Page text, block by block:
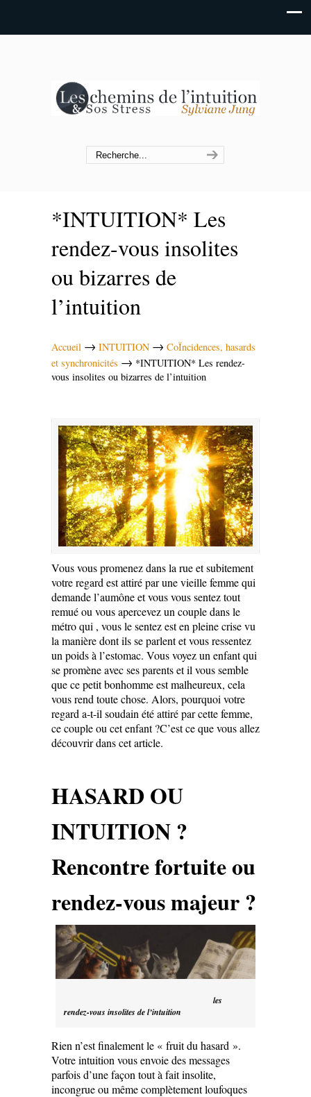
*INTUITION* Les
rendez-vous insolites
ou bizarres de
l’intuition
Accueil → INTUITION → CoÏncidences, hasards
et synchronicités → *INTUITION* Les rendez-
vous insolites ou bizarres de l’intuition
Vous vous promenez dans la rue et subitement
votre regard est attiré par une vieille femme qui
demande l’aumône et vous vous sentez tout
remué ou vous apercevez un couple dans le
métro qui , vous le sentez est en pleine crise vu
la manière dont ils se parlent et vous ressentez
un poids à l’estomac. Vous voyez un enfant qui
se promène avec ses parents et il vous semble
que ce petit bonhomme est malheureux, cela
vous rend toute chose. Alors, pourquoi votre
regard a-t-il soudain été attiré par cette femme,
ce couple ou cet enfant ?C’est ce que vous allez
découvrir dans cet article.
HASARD OU
INTUITION ?
Rencontre fortuite ou
rendez-vous majeur ?
les
rendez-vous insolites de l’intuition
Rien n’est finalement le « fruit du hasard ».
Votre intuition vous envoie des messages
parfois d’une façon tout à fait insolite,
incongrue ou même complètement loufoques